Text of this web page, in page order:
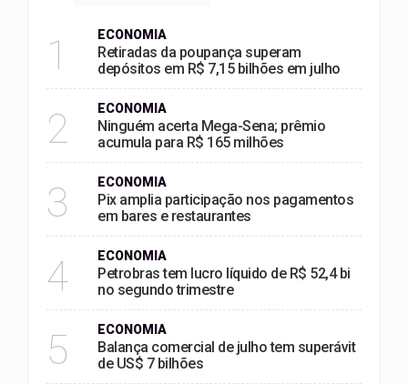
1 ECONOMIA
Retiradas da poupança superam
depósitos em R$ 7,15 bilhões em julho
2 ECONOMIA
Ninguém acerta Mega-Sena; prêmio
acumula para R$ 165 milhões
3 ECONOMIA
Pix amplia participação nos pagamentos
em bares e restaurantes
4 ECONOMIA
Petrobras tem lucro líquido de R$ 52,4 bi
no segundo trimestre
5 ECONOMIA
Balança comercial de julho tem superávit
de US$ 7 bilhões